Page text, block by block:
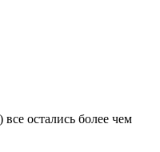
остались более чем